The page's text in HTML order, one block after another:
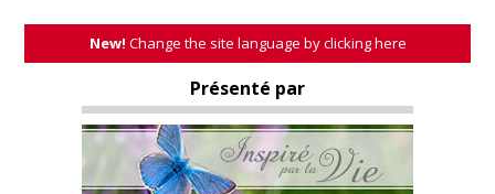
New! Change the site language by clicking here
Présenté par